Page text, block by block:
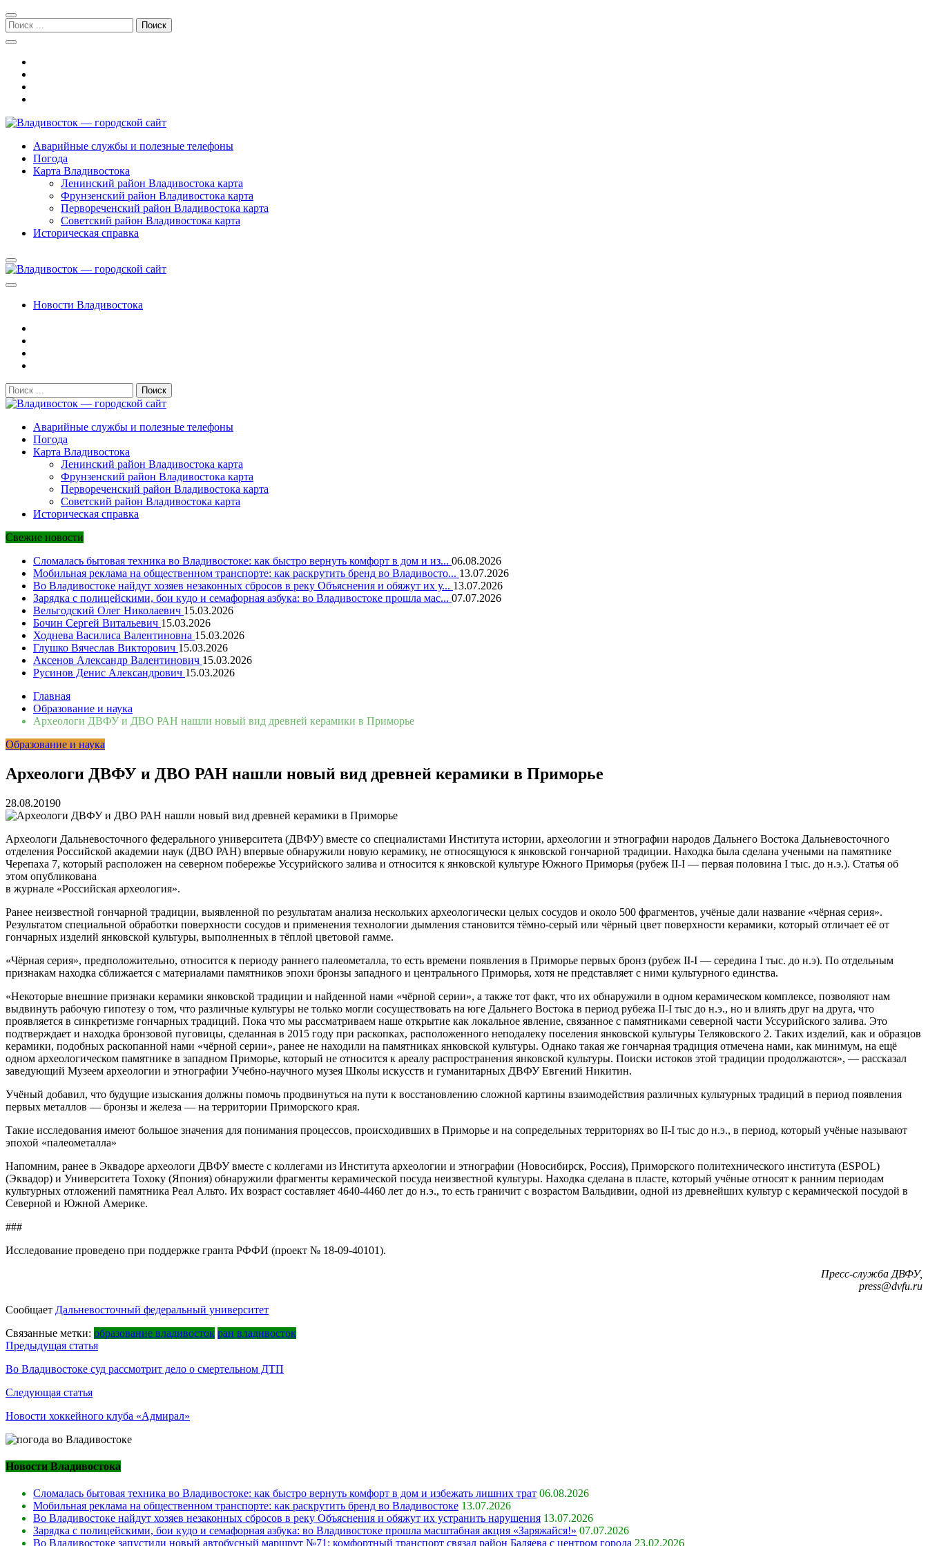
Перейти
к
навигации
Перейти
к
содержимому
Поиск:
Владивосток — городской сайт
Аварийные службы и полезные телефоны
Погода
Карта Владивостока
Ленинский район Владивостока карта
Фрунзенский район Владивостока карта
Первореченский район Владивостока карта
Советский район Владивостока карта
Историческая справка
Новости Владивостока
Поиск:
Владивосток — городской сайт
Аварийные службы и полезные телефоны
Погода
Карта Владивостока
Ленинский район Владивостока карта
Фрунзенский район Владивостока карта
Первореченский район Владивостока карта
Советский район Владивостока карта
Историческая справка
Свежие новости
Сломалась бытовая техника во Владивостоке: как быстро вернуть комфорт в дом и из... 06.08.2026
Мобильная реклама на общественном транспорте: как раскрутить бренд во Владивосто... 13.07.2026
Во Владивостоке найдут хозяев незаконных сбросов в реку Объяснения и обяжут их у... 13.07.2026
Зарядка с полицейскими, бои кудо и семафорная азбука: во Владивостоке прошла мас... 07.07.2026
Вельгодский Олег Николаевич 15.03.2026
Бочин Сергей Витальевич 15.03.2026
Ходнева Василиса Валентиновна 15.03.2026
Глушко Вячеслав Викторович 15.03.2026
Аксенов Александр Валентинович 15.03.2026
Русинов Денис Александрович 15.03.2026
Главная
Образование и наука
Археологи ДВФУ и ДВО РАН нашли новый вид древней керамики в Приморье
Образование и наука
Археологи ДВФУ и ДВО РАН нашли новый вид древней керамики в Приморье
28.08.20190
Археологи Дальневосточного федерального университета (ДВФУ) вместе со специалистами Института истории, археологии и этнографии народов Дальнего Востока Дальневосточного
отделения Российской академии наук (ДВО РАН) впервые обнаружили новую керамику, не относящуюся к янковской гончарной традиции. Находка была сделана учеными на памятнике
Черепаха 7, который расположен на северном побережье Уссурийского залива и относится к янковской культуре Южного Приморья (рубеж II-I — первая половина I тыс. до н.э.). Статья об
этом опубликована
в журнале «Российская археология».
Ранее неизвестной гончарной традиции, выявленной по результатам анализа нескольких археологически целых сосудов и около 500 фрагментов, учёные дали название «чёрная серия».
Результатом специальной обработки поверхности сосудов и применения технологии дымления становится тёмно-серый или чёрный цвет поверхности керамики, который отличает её от
гончарных изделий янковской культуры, выполненных в тёплой цветовой гамме.
«Чёрная серия», предположительно, относится к периоду раннего палеометалла, то есть времени появления в Приморье первых бронз (рубеж II-I — середина I тыс. до н.э). По отдельным
признакам находка сближается с материалами памятников эпохи бронзы западного и центрального Приморья, хотя не представляет с ними культурного единства.
«Некоторые внешние признаки керамики янковской традиции и найденной нами «чёрной серии», а также тот факт, что их обнаружили в одном керамическом комплексе, позволяют нам
выдвинуть рабочую гипотезу о том, что различные культуры не только могли сосуществовать на юге Дальнего Востока в период рубежа II-I тыс до н.э., но и влиять друг на друга, что
проявляется в синкретизме гончарных традиций. Пока что мы рассматриваем наше открытие как локальное явление, связанное с памятниками северной части Уссурийского залива. Это
подтверждает и находка бронзовой пуговицы, сделанная в 2015 году при раскопках, расположенного неподалеку поселения янковской культуры Теляковского 2. Таких изделий, как и образцов
керамики, подобных раскопанной нами «чёрной серии», ранее не находили на памятниках янковской культуры. Однако такая же гончарная традиция отмечена нами, как минимум, на ещё
одном археологическом памятнике в западном Приморье, который не относится к ареалу распространения янковской культуры. Поиски истоков этой традиции продолжаются», — рассказал
заведующий Музеем археологии и этнографии Учебно-научного музея Школы искусств и гуманитарных ДВФУ Евгений Никитин.
Учёный добавил, что будущие изыскания должны помочь продвинуться на пути к восстановлению сложной картины взаимодействия различных культурных традиций в период появления
первых металлов — бронзы и железа — на территории Приморского края.
Такие исследования имеют большое значения для понимания процессов, происходивших в Приморье и на сопредельных территориях во II-I тыс до н.э., в период, который учёные называют
эпохой «палеометалла»
Напомним, ранее в Эквадоре археологи ДВФУ вместе с коллегами из Института археологии и этнографии (Новосибирск, Россия), Приморского политехнического института (ESPOL)
(Эквадор) и Университета Тохоку (Япония) обнаружили фрагменты керамической посуда неизвестной культуры. Находка сделана в пласте, который учёные относят к ранним периодам
культурных отложений памятника Реал Альто. Их возраст составляет 4640-4460 лет до н.э., то есть граничит с возрастом Вальдивии, одной из древнейших культур с керамической посудой в
Северной и Южной Америке.
###
Исследование проведено при поддержке гранта РФФИ (проект № 18-09-40101).
Пресс-служба ДВФУ,
press@dvfu.ru
Сообщает Дальневосточный федеральный университет
Связанные метки: образование владивосток ран владивосток
Навигация
по
записям
Предыдущая статья
Во Владивостоке суд рассмотрит дело о смертельном ДТП
Следующая статья
Новости хоккейного клуба «Адмирал»
Новости Владивостока
Сломалась бытовая техника во Владивостоке: как быстро вернуть комфорт в дом и избежать лишних трат 06.08.2026
Мобильная реклама на общественном транспорте: как раскрутить бренд во Владивостоке 13.07.2026
Во Владивостоке найдут хозяев незаконных сбросов в реку Объяснения и обяжут их устранить нарушения 13.07.2026
Зарядка с полицейскими, бои кудо и семафорная азбука: во Владивостоке прошла масштабная акция «Заряжайся!» 07.07.2026
Во Владивостоке запустили новый автобусный маршрут №71: комфортный транспорт связал район Баляева с центром города 23.02.2026